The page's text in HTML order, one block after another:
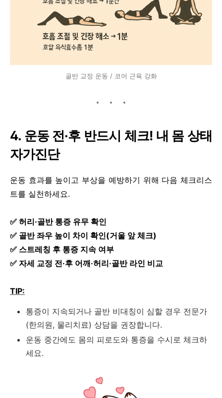
골반 교정 운동 / 코어 근육 강화
4. 운동 전·후 반드시 체크! 내 몸 상태
자가진단
운동 효과를 높이고 부상을 예방하기 위해 다음 체크리스
트를 실천하세요.
✅ 허리·골반 통증 유무 확인
✅ 골반 좌우 높이 차이 확인(거울 앞 체크)
✅ 스트레칭 후 통증 지속 여부
✅ 자세 교정 전·후 어깨·허리·골반 라인 비교
TIP:
통증이 지속되거나 골반 비대칭이 심할 경우 전문가
(한의원, 물리치료) 상담을 권장합니다.
운동 중간에도 몸의 피로도와 통증을 수시로 체크하
세요.